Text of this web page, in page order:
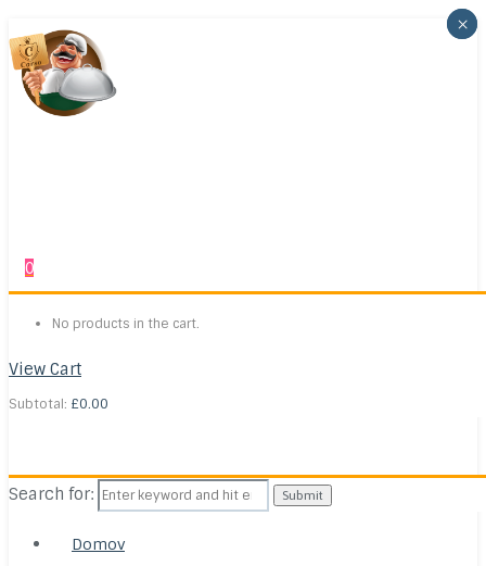
0
No products in the cart.
View Cart
Subtotal: £0.00
Search for:
Domov
×
×